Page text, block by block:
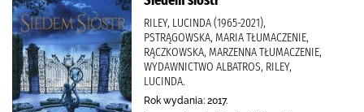
RILEY, LUCINDA (1965-2021),
PSTRĄGOWSKA, MARIA TŁUMACZENIE,
RĄCZKOWSKA, MARZENNA TŁUMACZENIE,
WYDAWNICTWO ALBATROS, RILEY,
LUCINDA.
Rok wydania: 2017.